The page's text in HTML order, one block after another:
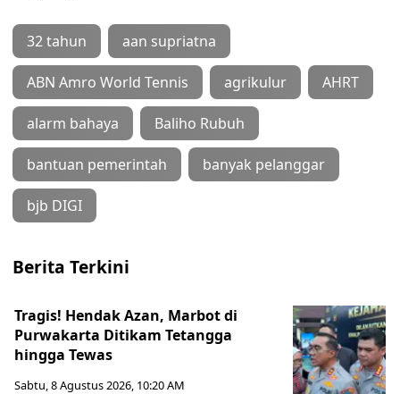
32 tahun aan supriatna
ABN Amro World Tennis agrikulur AHRT
alarm bahaya Baliho Rubuh
bantuan pemerintah banyak pelanggar
bjb DIGI
Berita Terkini
Tragis! Hendak Azan, Marbot di
Purwakarta Ditikam Tetangga
hingga Tewas
Sabtu, 8 Agustus 2026, 10:20 AM